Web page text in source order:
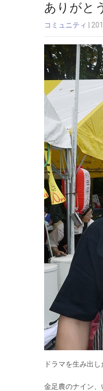
ありがと
コミュニティ |
ドラマを生み出
金足農のナイン